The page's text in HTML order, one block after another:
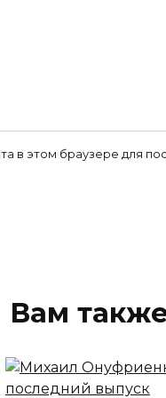
в этом браузере для
Вам